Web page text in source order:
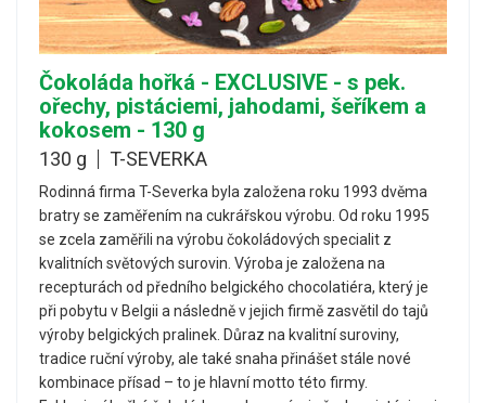
Čokoláda hořká - EXCLUSIVE - s pek.
ořechy, pistáciemi, jahodami, šeříkem a
kokosem - 130 g
130 g T-SEVERKA
Rodinná firma T-Severka byla založena roku 1993 dvěma
bratry se zaměřením na cukrářskou výrobu. Od roku 1995
se zcela zaměřili na výrobu čokoládových specialit z
kvalitních světových surovin. Výroba je založena na
recepturách od předního belgického chocolatiéra, který je
při pobytu v Belgii a následně v jejich firmě zasvětil do tajů
výroby belgických pralinek. Důraz na kvalitní suroviny,
tradice ruční výroby, ale také snaha přinášet stále nové
kombinace přísad – to je hlavní motto této firmy.